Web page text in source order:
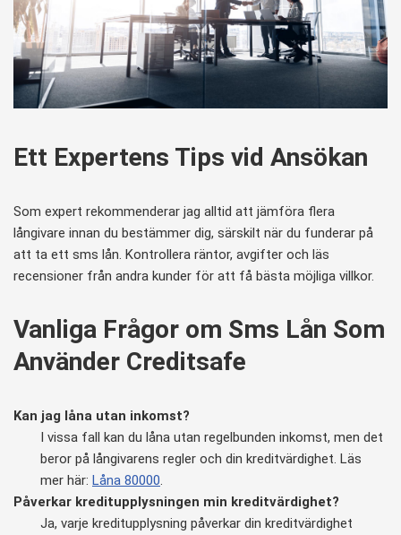
Ett Expertens Tips vid Ansökan
Som expert rekommenderar jag alltid att jämföra flera
långivare innan du bestämmer dig, särskilt när du funderar på
att ta ett sms lån. Kontrollera räntor, avgifter och läs
recensioner från andra kunder för att få bästa möjliga villkor.
Vanliga Frågor om Sms Lån Som
Använder Creditsafe
Kan jag låna utan inkomst?
I vissa fall kan du låna utan regelbunden inkomst, men det
beror på långivarens regler och din kreditvärdighet. Läs
mer här: Låna 80000.
Påverkar kreditupplysningen min kreditvärdighet?
Ja, varje kreditupplysning påverkar din kreditvärdighet